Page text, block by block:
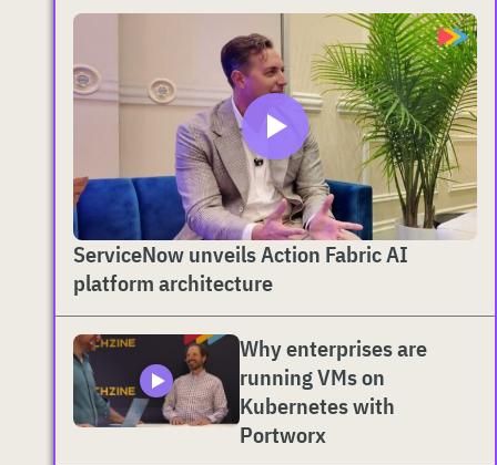
ServiceNow unveils Action Fabric AI
platform architecture
Why enterprises are
running VMs on
Kubernetes with
Portworx